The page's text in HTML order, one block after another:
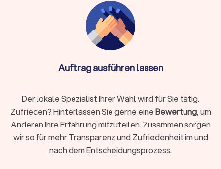
Webshop mit Zahlarten/Versandregeln, Produktvarianten,
Integrationen (CRM, Newsletter, Buchung,
Mehrsprachigkeit, Barrierearmut, Core Web Vitals
Über die Filter auf Trustlocal können Sie gezielt nach den
passenden Leistungen suchen: neue Website, Webshop oder
App, Relaunch bestehender Seiten, Marketing und SEO,
Logoentwicklung und Corporate Branding oder Design für
Printmedien. So finden Sie schnell den Anbieter, der zu Ihrem
Auftrag ausführen lassen
Der lokale Spezialist Ihrer Wahl wird für Sie tätig.
Zufrieden? Hinterlassen Sie gerne eineBewertung, um
Anderen Ihre Erfahrung mitzuteilen. Zusammen sorgen
wir so für mehr Transparenz und Zufriedenheit im und
nach dem Entscheidungsprozess.